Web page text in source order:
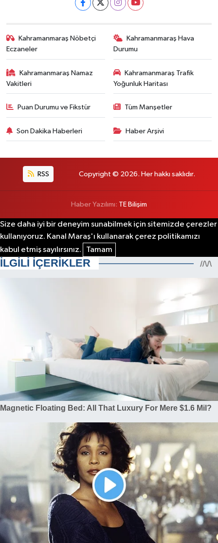
Kahramanmaraş Nöbetçi
Eczaneler
Kahramanmaraş Hava
Durumu
Kahramanmaraş Namaz
Vakitleri
Kahramanmaraş Trafik
Yoğunluk Haritası
Puan Durumu ve Fikstür Tüm Manşetler
Son Dakika Haberleri Haber Arşivi
RSS Copyright © 2026. Her hakkı saklıdır.
Haber Yazılımı: TE Bilişim
Size daha iyi bir deneyim sunabilmek için sitemizde çerezler
kullanıyoruz. Kanal Maraş'ı kullanarak çerez politikamızı
kabul etmiş sayılırsınız.
Tamam